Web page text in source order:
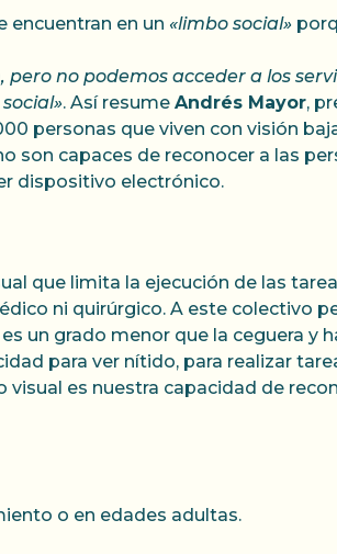
encuentran en un «limbo social»
no podemos acceder a los
. Así resume Andrés Mayor,
personas que viven con visión
son capaces de reconocer a las
dispositivo electrónico.
que limita la ejecución de las
ni quirúrgico. A este colectivo
un grado menor que la ceguera
para ver nítido, para realizar
es nuestra capacidad de
o en edades adultas.